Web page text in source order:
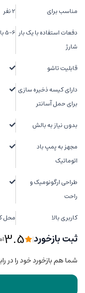
مناسب برای 2 نفر
دفعات استفاده با یک بار
شارژ
5-6 بار
قابلیت تاشو
دارای کیسه ذخیره سازی
برای حمل آسانتر
بدون نیاز به بالش
مجهز به پمپ باد
اتوماتیک
طراحی ارگونومیک و
راحت
کاربری بالا محل
ثبت بازخورد|
3.5
شما هم بازخورد خود را در